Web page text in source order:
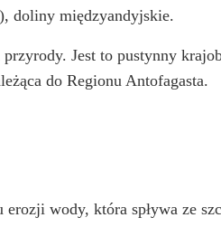
doliny międzyandyjskie.
Jest to pustynny
do Regionu Antofagasta.
wody, która spływa ze